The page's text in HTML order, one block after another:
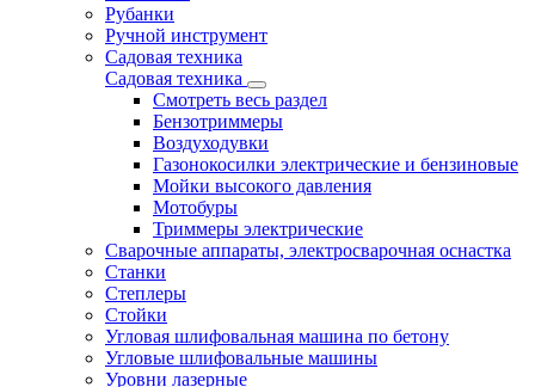
Рубанки
Ручной инструмент
Садовая техника
Садовая техника
Смотреть весь раздел
Бензотриммеры
Воздуходувки
Газонокосилки электрические и бензиновые
Мойки высокого давления
Мотобуры
Триммеры электрические
Сварочные аппараты, электросварочная оснастка
Станки
Степлеры
Стойки
Угловая шлифовальная машина по бетону
Угловые шлифовальные машины
Уровни лазерные